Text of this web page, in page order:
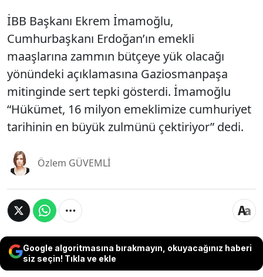
İBB Başkanı Ekrem İmamoğlu,
Cumhurbaşkanı Erdoğan’ın emekli
maaşlarına zammın bütçeye yük olacağı
yönündeki açıklamasına Gaziosmanpaşa
mitinginde sert tepki gösterdi. İmamoğlu
“Hükümet, 16 milyon emeklimize cumhuriyet
tarihinin en büyük zulmünü çektiriyor” dedi.
Özlem GÜVEMLİ
Google algoritmasına bırakmayın, okuyacağınız haberi
siz seçin! Tıkla ve ekle